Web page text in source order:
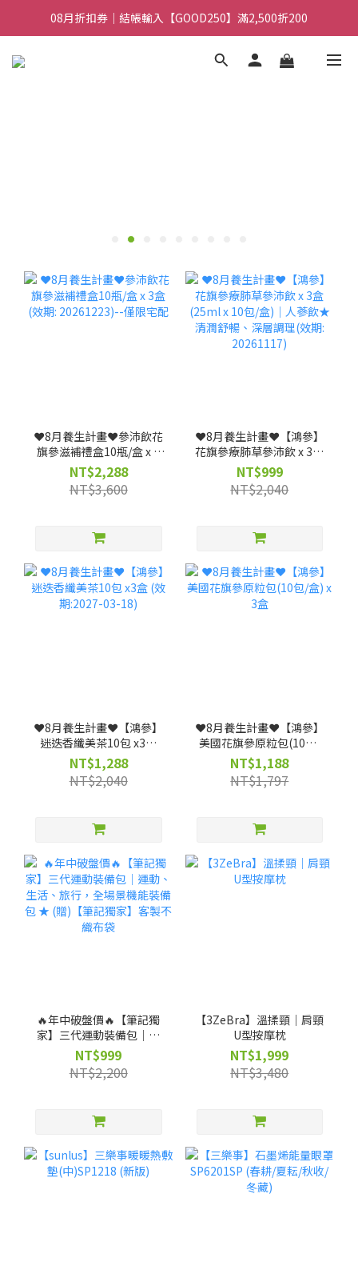
08月折扣券｜結帳輸入【GOOD100】滿1,900折100
08月折扣券｜結帳輸入【GOOD250】滿2,500折200
08月折扣券｜結帳輸入【GOOD100】滿1,900折100
❤️8月養生計畫❤️參沛飲花
旗參滋補禮盒10瓶/盒 x 3
盒 (效期: 20261223)--僅限
宅配
NT$2,288
NT$3,600
❤️8月養生計畫❤️【鴻參】
花旗參療肺草參沛飲 x 3盒
(25ml x 10包/盒)｜人蔘飲
★清潤舒暢、深層調理(效
期: 20261117)
NT$999
NT$2,040
❤️8月養生計畫❤️【鴻參】
迷迭香纖美茶10包 x3盒
(效期:2027-03-18)
NT$1,288
NT$2,040
❤️8月養生計畫❤️【鴻參】
美國花旗參原粒包(10包/
盒) x 3盒
NT$1,188
NT$1,797
🔥年中破盤價🔥【筆記獨
家】三代運動裝備包｜運
動、生活、旅行，全場景
機能裝備包 ★ (贈)【筆記
獨家】客製不織布袋
NT$999
NT$2,200
【3ZeBra】溫揉頸｜肩頸
U型按摩枕
NT$1,999
NT$3,480